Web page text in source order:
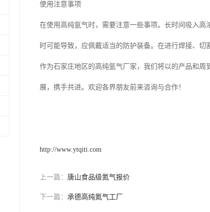
使用注意事项
在使用高纯氩气时，需要注意一些事项。长时间吸入
时可能导致，应佩戴适当的防护装备。在进行焊接、
作为石家庄地区的高纯氩气厂家，我们将以的产品和
展，携手共进。欢迎各界朋友前来咨询与合作！
http://www.ytqiti.com
上一篇： 唐山食品级氮气报价
下一篇： 承德高纯氮气工厂